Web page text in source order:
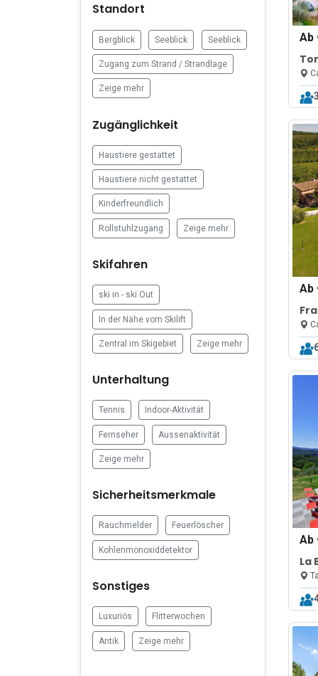
Standort
Bergblick Seeblick Seeblick
Zugang zum Strand / Strandlage
Zeige mehr
Zugänglichkeit
Haustiere gestattet
Haustiere nicht gestattet
Kinderfreundlich
Rollstuhlzugang Zeige mehr
Skifahren
ski in - ski Out
In der Nähe vom Skilift
Zentral im Skigebiet Zeige mehr
Unterhaltung
Tennis Indoor-Aktivität
Fernseher Aussenaktivität
Zeige mehr
Sicherheitsmerkmale
Rauchmelder Feuerlöscher
Kohlenmonoxiddetektor
Sonstiges
Luxuriös Flitterwochen
Antik Zeige mehr
Ab
3
Ab
Ab
La